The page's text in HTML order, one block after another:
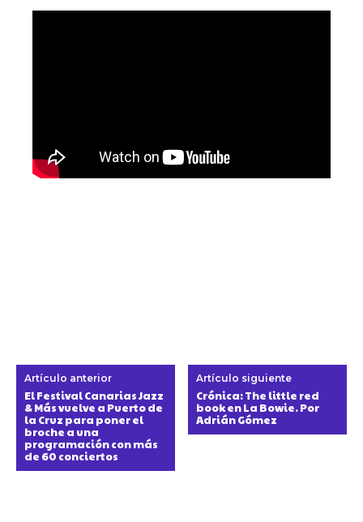
Artículo anterior
El Festival Canarias Jazz
& Más vuelve a Puerto de
la Cruz para poner el
broche a una
programación con más
de 60 conciertos
Artículo siguiente
Crónica: The little red
book en La Bowie. Por
Adrián Gómez